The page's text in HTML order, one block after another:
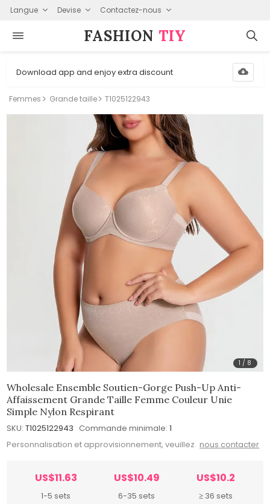
Langue Devise Contactez-nous
FASHION⁠ TIY
Download app and enjoy extra discount
Femmes Grande taille T1025122943
1 / 8
Wholesale Ensemble Soutien-Gorge Push-Up Anti-
Affaissement Grande Taille Femme Couleur Unie
Simple Nylon Respirant
SKU: T1025122943 Commande minimale: 1
Personnalisation et approvisionnement, veuillez nous contacter
US$11.63
1-5 sets
US$10.49
6-35 sets
US$10.2
≥ 36 sets